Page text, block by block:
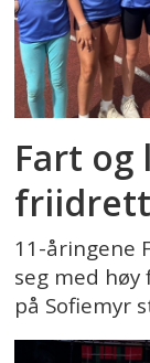
Fart og
11-åringene
seg med
på Sofiemyr